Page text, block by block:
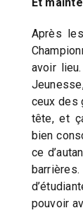
Après
avoir
ceux des
tête, et
bien
ce
pouvoir